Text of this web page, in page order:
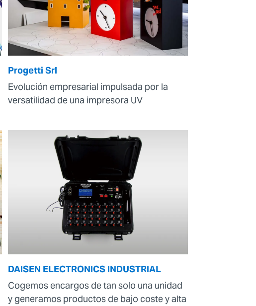
Progetti Srl
Evolución empresarial impulsada por la
versatilidad de una impresora UV
DAISEN ELECTRONICS INDUSTRIAL
Cogemos encargos de tan solo una unidad
y generamos productos de bajo coste y alta